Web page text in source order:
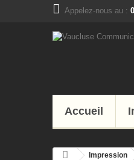
Appelez-nous au :
Accueil
Impression